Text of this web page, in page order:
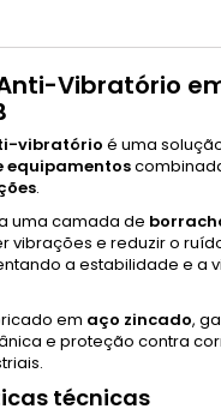
Vibratório
vibratório é uma
equipamentos
.
uma camada de
vibrações e reduzir o
a estabilidade e a
em aço zincado,
e proteção contra
técnicas